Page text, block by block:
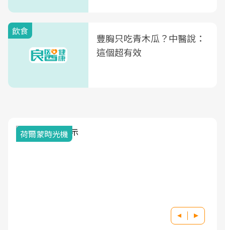
飲食
豐胸只吃青木瓜？中醫說：
這個超有效
荷爾蒙時光機